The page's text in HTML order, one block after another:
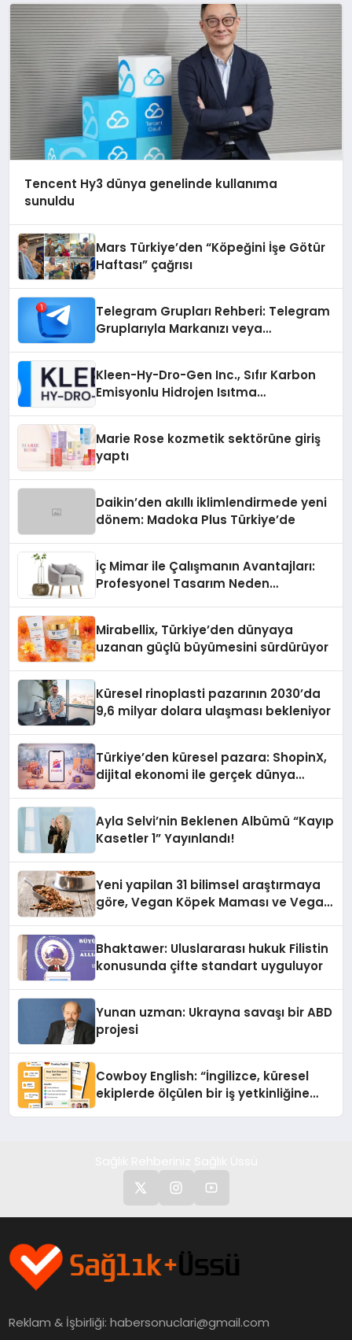
Tencent Hy3 dünya genelinde kullanıma
sunuldu
Mars Türkiye’den “Köpeğini İşe Götür
Haftası” çağrısı
Telegram Grupları Rehberi: Telegram
Gruplarıyla Markanızı veya
Kleen-Hy-Dro-Gen Inc., Sıfır Karbon
Emisyonlu Hidrojen Isıtma
Marie Rose kozmetik sektörüne giriş
yaptı
Daikin’den akıllı iklimlendirmede yeni
dönem: Madoka Plus Türkiye’de
İç Mimar ile Çalışmanın Avantajları:
Profesyonel Tasarım Neden
Mirabellix, Türkiye’den dünyaya
uzanan güçlü büyümesini sürdürüyor
Küresel rinoplasti pazarının 2030’da
9,6 milyar dolara ulaşması bekleniyor
Türkiye’den küresel pazara: ShopinX,
dijital ekonomi ile gerçek dünya
Ayla Selvi’nin Beklenen Albümü “Kayıp
Kasetler 1” Yayınlandı!
Yeni yapilan 31 bilimsel araştırmaya
göre, Vegan Köpek Maması ve Vegan
Bhaktawer: Uluslararası hukuk Filistin
konusunda çifte standart uyguluyor
Yunan uzman: Ukrayna savaşı bir ABD
projesi
Cowboy English: “İngilizce, küresel
ekiplerde ölçülen bir iş yetkinliğine
Reklam & İşbirliği:habersonuclari@gmail.com